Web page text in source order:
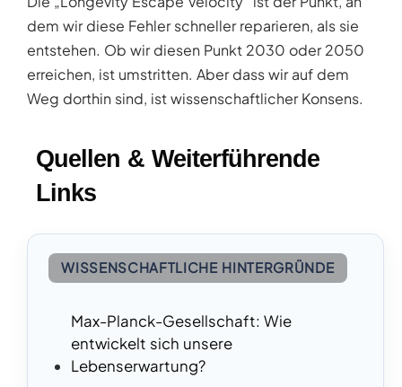
dem wir diese Fehler schneller reparieren, als sie
entstehen. Ob wir diesen Punkt 2030 oder 2050
erreichen, ist umstritten. Aber dass wir auf dem
Weg dorthin sind, ist wissenschaftlicher Konsens.
Quellen & Weiterführende
Links
WISSENSCHAFTLICHE HINTERGRÜNDE
Max-Planck-Gesellschaft: Wie
entwickelt sich unsere
Lebenserwartung?